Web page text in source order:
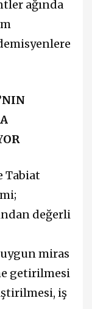
ağında
Tabiat
değerli
miras
getirilmesi
iş